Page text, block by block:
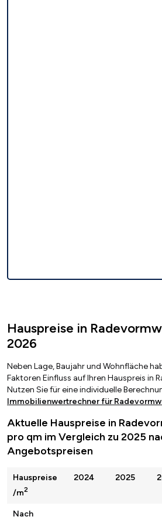
Hauspreise in
2026
Neben Lage, Baujahr und Wohnfläche
Faktoren Einfluss auf Ihren Hauspreis in
Nutzen Sie für eine individuelle
Immobilienwertrechner für
Aktuelle Hauspreise in
pro qm im Vergleich zu 2025
Angebotspreisen
Hauspreise
/m2
2024 2025
Nach